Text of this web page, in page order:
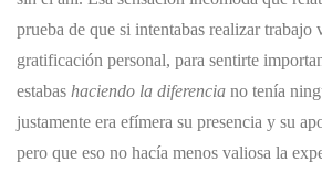
prueba de que si intentabas realizar trabajo
gratificación personal, para sentirte
estabas haciendo la diferencia no tenía
justamente era efímera su presencia y su
pero que eso no hacía menos valiosa la